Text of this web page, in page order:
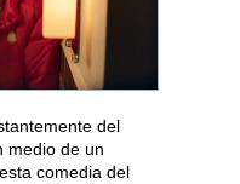
del
medio de un
comedia del